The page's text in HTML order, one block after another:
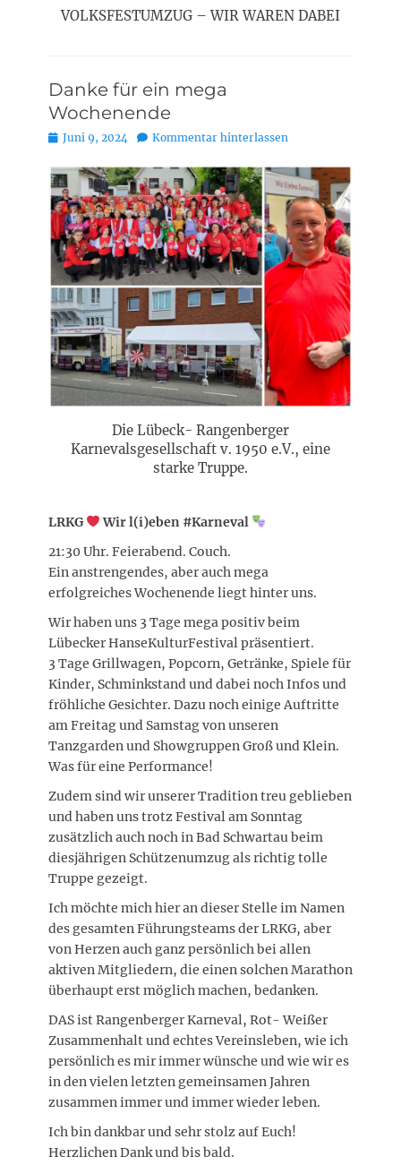
VOLKSFESTUMZUG – WIR WAREN DABEI
Danke für ein mega
Wochenende
Posted
Juni 9, 2024 Kommentar hinterlassen
Die Lübeck- Rangenberger
Karnevalsgesellschaft v. 1950 e.V., eine
starke Truppe.
LRKG
Wir l(i)eben #Karneval
21:30 Uhr. Feierabend. Couch.
Ein anstrengendes, aber auch mega
erfolgreiches Wochenende liegt hinter uns.
Wir haben uns 3 Tage mega positiv beim
Lübecker HanseKulturFestival präsentiert.
3 Tage Grillwagen, Popcorn, Getränke, Spiele für
Kinder, Schminkstand und dabei noch Infos und
fröhliche Gesichter. Dazu noch einige Auftritte
am Freitag und Samstag von unseren
Tanzgarden und Showgruppen Groß und Klein.
Was für eine Performance!
Zudem sind wir unserer Tradition treu geblieben
und haben uns trotz Festival am Sonntag
zusätzlich auch noch in Bad Schwartau beim
diesjährigen Schützenumzug als richtig tolle
Truppe gezeigt.
Ich möchte mich hier an dieser Stelle im Namen
des gesamten Führungsteams der LRKG, aber
von Herzen auch ganz persönlich bei allen
aktiven Mitgliedern, die einen solchen Marathon
überhaupt erst möglich machen, bedanken.
DAS ist Rangenberger Karneval, Rot- Weißer
Zusammenhalt und echtes Vereinsleben, wie ich
persönlich es mir immer wünsche und wie wir es
in den vielen letzten gemeinsamen Jahren
zusammen immer und immer wieder leben.
Ich bin dankbar und sehr stolz auf Euch!
Herzlichen Dank und bis bald.